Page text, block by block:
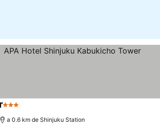
3 Estrelas
a 0.6 km de Shinjuku Station